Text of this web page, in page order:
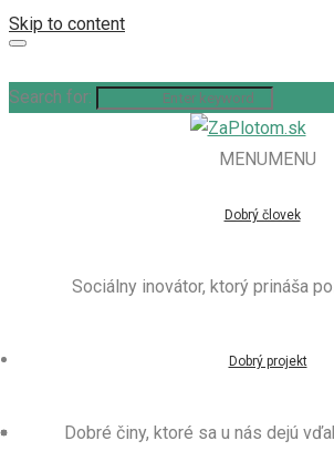
Skip to content
Search for:
MENUMENU
Dobrý človek
Sociálny inovátor, ktorý prináša
Dobrý projekt
Dobré činy, ktoré sa u nás dejú